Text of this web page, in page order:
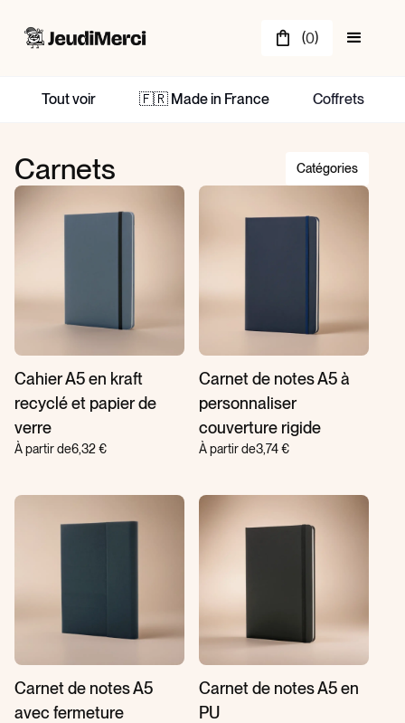
(0)
Tout voir 🇫🇷 Made in France Coffrets
Carnets Catégories
Cahier A5 en kraft
recyclé et papier de
verre
À partir de6,32 €
Carnet de notes A5 à
personnaliser
couverture rigide
À partir de3,74 €
Carnet de notes A5
avec fermeture
Carnet de notes A5 en
PU